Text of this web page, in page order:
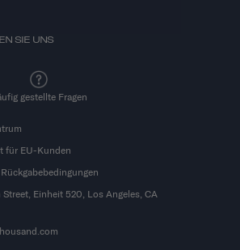
SIE UNS
gestellte Fragen
für EU-Kunden
Street, Einheit 520, Los Angeles, CA